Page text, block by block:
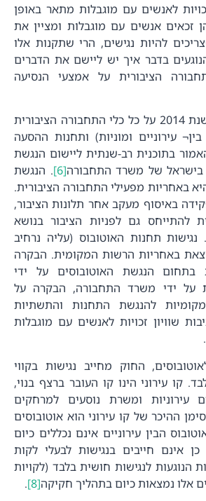
לאנשים עם מוגבלות מתאר באופן
זכאים אנשים עם מוגבלות ומציין את
להיות נגישים, הרי שתקנות אלו
בדבר איך יש ליישם את הדברים
הציבורית על אמצעי הנסיעה
החוק מחייב כי עד שנת 2014 על כל כלי התחבורה הציבורית
עירוניים ומוניות) ותחנות ההסעה
בתוכנית רב-שנתית ליישום הנגשת
בישראל של משרד התחבורה[6]. הנגשת
באחריות מפעילי התחבורה הציבורית.
באיסוף מעקב אחר תלונות הציבור,
להתייחס גם לפניות הציבור בנושא
נגישות תחנות האוטובוס (עליה נרחיב
באחריות הרשות המקומית. הבקרה
בתחום הנגשת האוטובוסים על ידי
על ידי משרד התחבורה, הבקרה על
להנגשת התחנות והתשתיות
שוויון זכויות לאנשים עם מוגבלות
החוק מחייב נגישות בקווי
קו עירוני הינו קו העובר ברצף בנוי,
עירוניות ומשרת נוסעים למרחקים
ההיכר של קו עירוני הוא אוטובוסים
הבין עירוניים אינם נכללים כיום
אינם חייבים בנגישות לבעלי לקות
הנוגעות לנגישות חושית בלבד (לקויות
אלו נמצאות כיום בתהליך חקיקה[8]
.